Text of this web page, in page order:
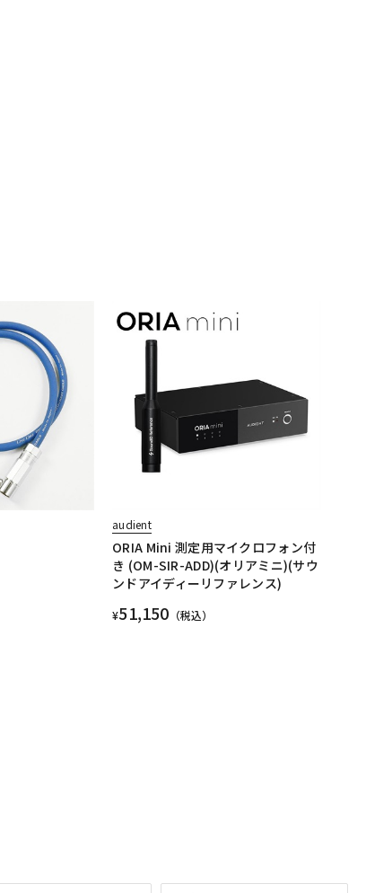
audient
ORIA Mini 測定用マイクロフォン付
き (OM-SIR-ADD)(オリアミニ)(サウ
ンドアイディーリファレンス)
¥51,150 （税込）